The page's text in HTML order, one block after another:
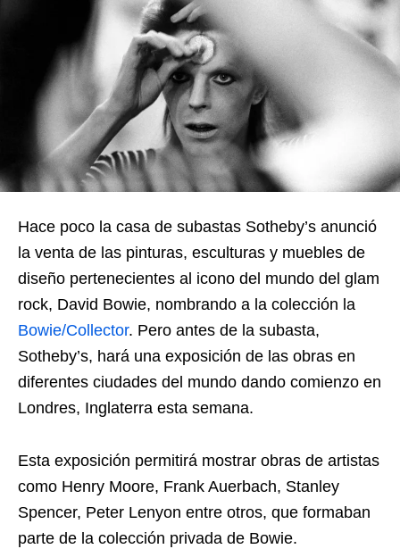
Hace poco la casa de subastas Sotheby’s anunció
la venta de las pinturas, esculturas y muebles de
diseño pertenecientes al icono del mundo del glam
rock, David Bowie, nombrando a la colección la
Bowie/Collector. Pero antes de la subasta,
Sotheby’s, hará una exposición de las obras en
diferentes ciudades del mundo dando comienzo en
Londres, Inglaterra esta semana.
Esta exposición permitirá mostrar obras de artistas
como Henry Moore, Frank Auerbach, Stanley
Spencer, Peter Lenyon entre otros, que formaban
parte de la colección privada de Bowie.